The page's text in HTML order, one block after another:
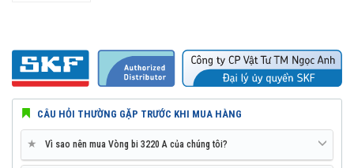
CÂU HỎI THƯỜNG GẶP TRƯỚC KHI MUA HÀNG
★ Vì sao nên mua Vòng bi 3220 A của chúng tôi?